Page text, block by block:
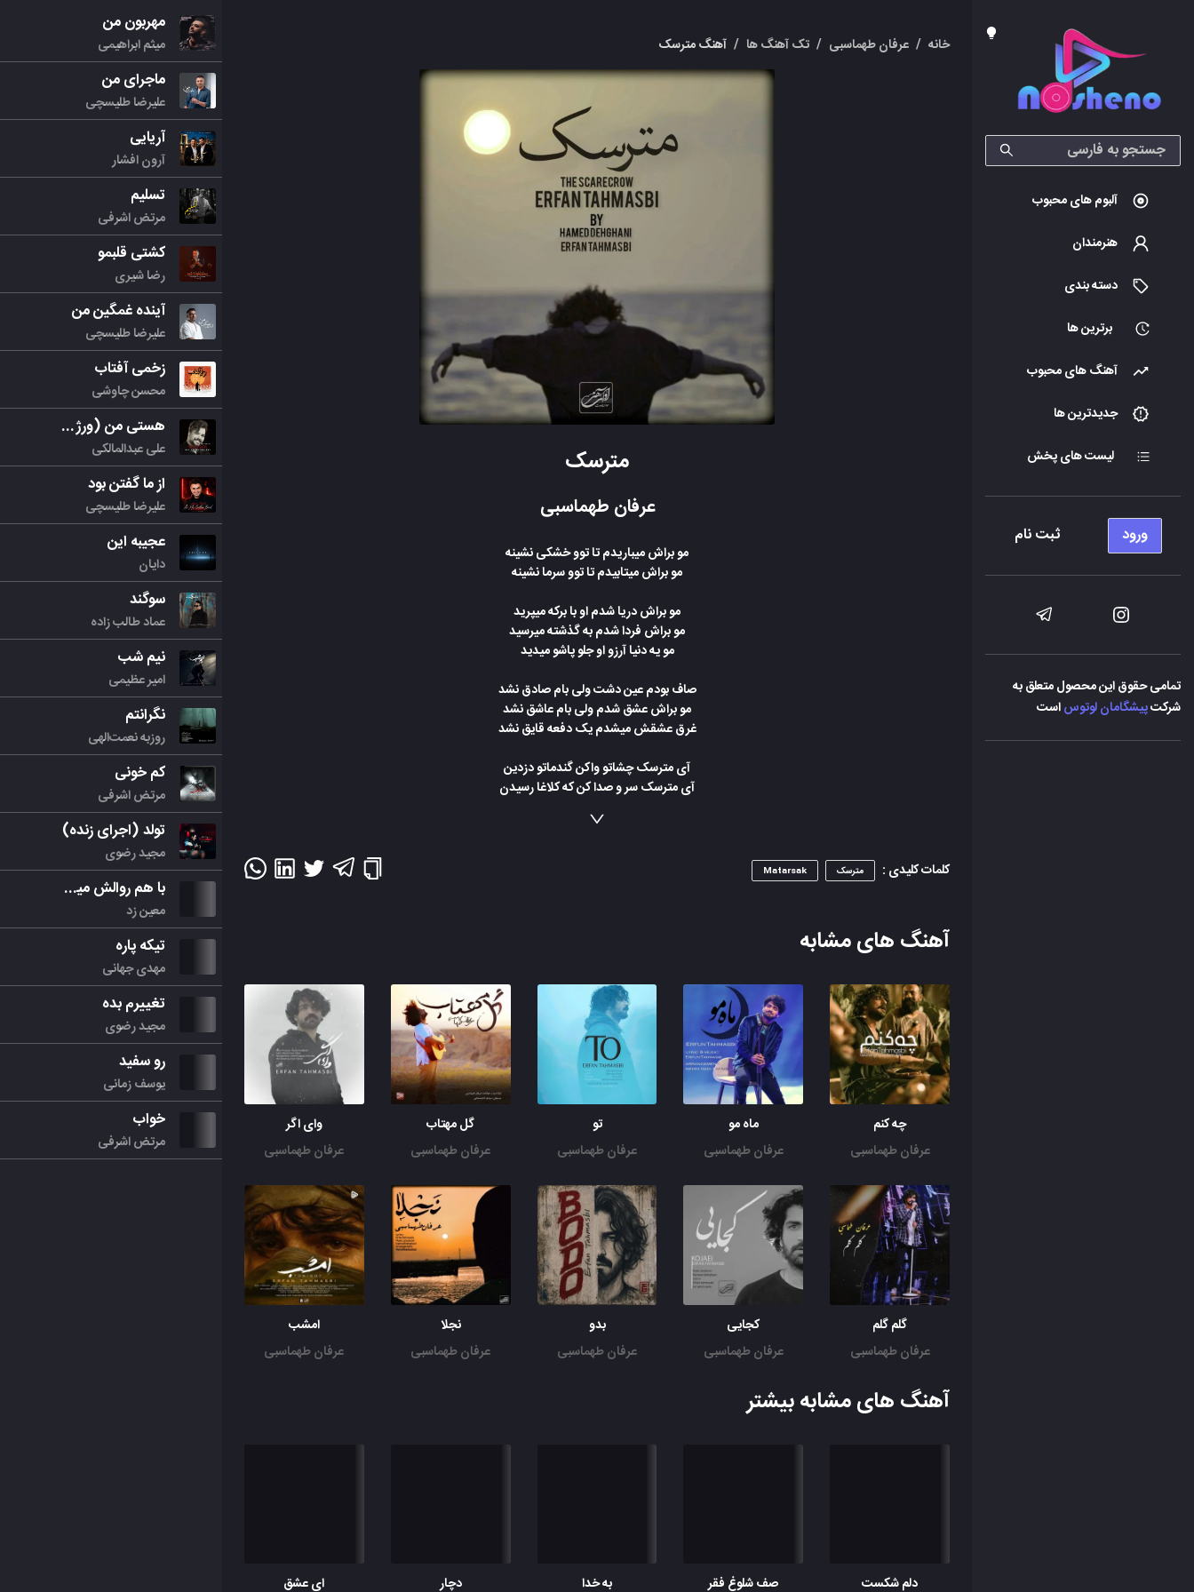
آلبوم های محبوب
هنرمندان
دسته بندی
برترین ها
آهنگ های محبوب
جدیدترین ها
لیست های پخش
ورود ثبت نام
تمامی حقوق این محصول متعلق به
شرکتپیشگامان لوتوساست
خانه / عرفان طهماسبی / تک آهنگ ها / آهنگ مترسک
مترسک
عرفان طهماسبی
مو براش میباریدم تا توو خشکی نشینه
مو براش میتابیدم تا توو سرما نشینه
مو براش دریا شدم او با برکه میپرید
مو براش فردا شدم به گذشته میرسید
مو یه دنیا آرزو او جلو پاشو میدید
صاف بودم عین دشت ولی بام صادق نشد
مو براش عشق شدم ولی بام عاشق نشد
غرق عشقش میشدم یک دفعه قایق نشد
آی مترسک چشاتو واکن گندماتو دزدین
آی مترسک سر و صدا کن که کلاغا رسیدن
ای مترسک سر و صدا کن که کلاغا رسیدن
نمیدونم دلوم دیوونه ی کیست
اسیر نرگس مستونه ی کیست
نمیدونم دل سر گشته ی مو
کجا می گردد و در خونه ی کیست
کلمات کلیدی : مترسک Matarsak
آهنگ های مشابه
چه کنم
عرفان طهماسبی
ماه مو
عرفان طهماسبی
تو
عرفان طهماسبی
گل مهتاب
عرفان طهماسبی
وای اگر
عرفان طهماسبی
گلم گلم
عرفان طهماسبی
کجایی
عرفان طهماسبی
بدو
عرفان طهماسبی
نجلا
عرفان طهماسبی
امشب
عرفان طهماسبی
آهنگ های مشابه بیشتر
دلم شکست صف شلوغ فقر به خدا دچار ای عشق
مهربون من
میثم ابراهیمی
ماجرای من
علیرضا طلیسچی
آریایی
آرون افشار
تسلیم
مرتض اشرفی
کشتی قلبمو
رضا شیری
آینده غمگین من
علیرضا طلیسچی
زخمی آفتاب
محسن چاوشی
هستی من (ورژن جدید)
علی عبدالمالکی
از ما گفتن بود
علیرضا طلیسچی
عجیبه این
دایان
سوگند
عماد طالب زاده
نیم شب
امیر عظیمی
نگرانتم
روزبه نعمت‌الهی
کم خونی
مرتض اشرفی
تولد (اجرای زنده)
مجید رضوی
با هم روالش میکنیم
معین زد
تیکه پاره
مهدی جهانی
تغییرم بده
مجید رضوی
رو سفید
یوسف زمانی
خواب
مرتض اشرفی